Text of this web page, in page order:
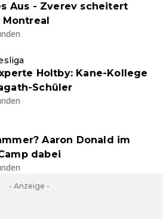
Aus - Zverev scheitert
Holtby: Kane-Kollege
Schüler
Aaron Donald im
dabei
- Anzeige -